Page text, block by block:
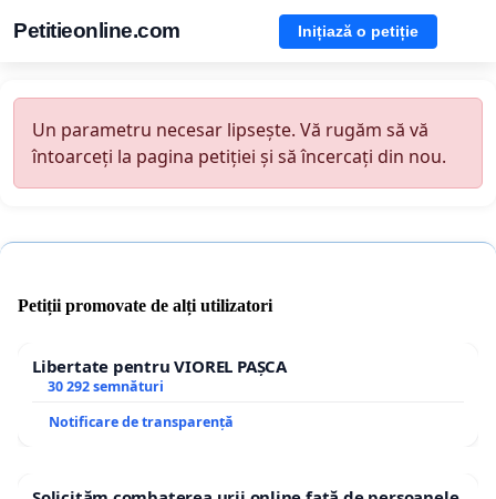
Petitieonline.com Inițiază o petiție
Un parametru necesar lipsește. Vă rugăm să vă
întoarceți la pagina petiției și să încercați din nou.
Petiții promovate de alți utilizatori
Libertate pentru VIOREL PAȘCA
30 292 semnături
Notificare de transparență